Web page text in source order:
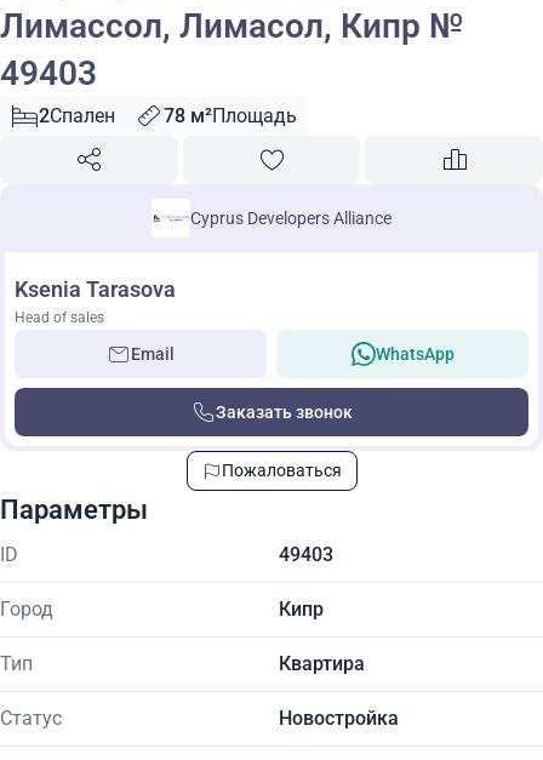
Лимассол, Лимасол, Кипр №
49403
2Спален 78 м²Площадь
Cyprus Developers Alliance
Ksenia Tarasova
Head of sales
Email WhatsApp
Заказать звонок
Пожаловаться
Параметры
ID 49403
Город Кипр
Тип Квартира
Статус Новостройка